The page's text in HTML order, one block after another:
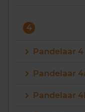
4
Pandelaar 4
Pandelaar
Pandelaar